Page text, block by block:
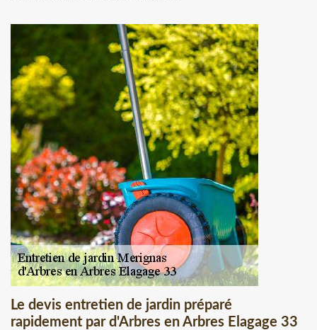
Le devis entretien de jardin préparé
rapidement par d'Arbres en Arbres Elagage 33